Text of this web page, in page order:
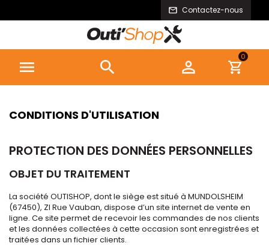
Contactez-nous
  
0
CONDITIONS D'UTILISATION
PROTECTION DES DONNÉES PERSONNELLES
OBJET DU TRAITEMENT
La société OUTISHOP, dont le siège est situé à MUNDOLSHEIM
(67450), ZI Rue Vauban, dispose d’un site internet de vente en
ligne. Ce site permet de recevoir les commandes de nos clients
et les données collectées à cette occasion sont enregistrées et
traitées dans un fichier clients.